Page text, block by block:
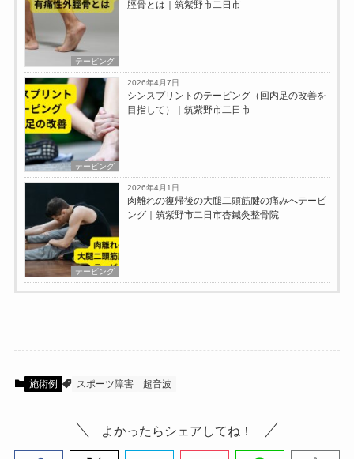
テーピング
脛骨とは｜筑紫野市二日市
テーピング
2026年4月7日
シンスプリントのテーピング（回内足の改善を
目指して）｜筑紫野市二日市
テーピング
2026年4月1日
肉離れの復帰後の大腿二頭筋腱の痛みへテーピ
ング｜筑紫野市二日市杏鍼灸整骨院
施術例 スポーツ障害 超音波
よかったらシェアしてね！